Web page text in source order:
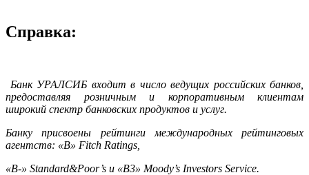
Справка:
Банк УРАЛСИБ входит в число ведущих российских банков,
предоставляя розничным и корпоративным клиентам
широкий спектр банковских продуктов и услуг.
Банку присвоены рейтинги международных рейтинговых
агентств: «В» Fitch Ratings
«B-» Standard&Poor’s и «B3» Moody’s Investors Service.